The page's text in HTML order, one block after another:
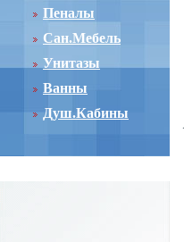
Пеналы
Сан.Мебель
Унитазы
Ванны
Душ.Кабины